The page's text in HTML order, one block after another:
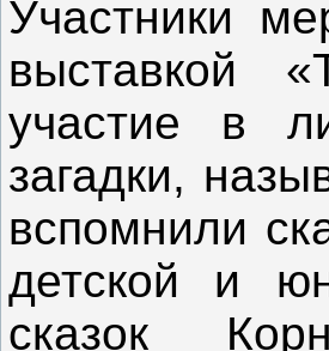
Участники
выставкой
участие в
загадки,
вспомнили
детской и
сказок